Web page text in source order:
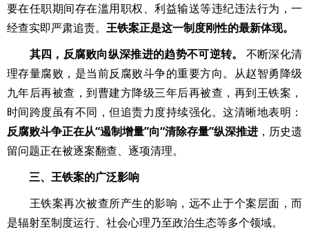
要在任职期间存在滥用职权、利益输送等违纪违法行为，一
经查实即严肃追责。 王铁案正是这一制度刚性的最新体现。
其四，反腐败向纵深推进的趋势不可逆转。
不断深化清
理存量腐败，是当前反腐败斗争的重要方向。从赵智勇降级
九年后再被查，到曹建方降级三年后再被查，再到王铁案，
时间跨度虽有不同，但追责力度持续强化。这清晰地表明：
反腐败斗争正在从“遏制增量”向“清除存量”纵深推进 ，历史遗
留问题正在被逐案翻查、逐项清理。
三、王铁案的广泛影响
王铁案再次被查所产生的影响，远不止于个案层面，而
是辐射至制度运行、社会心理乃至政治生态等多个领域。